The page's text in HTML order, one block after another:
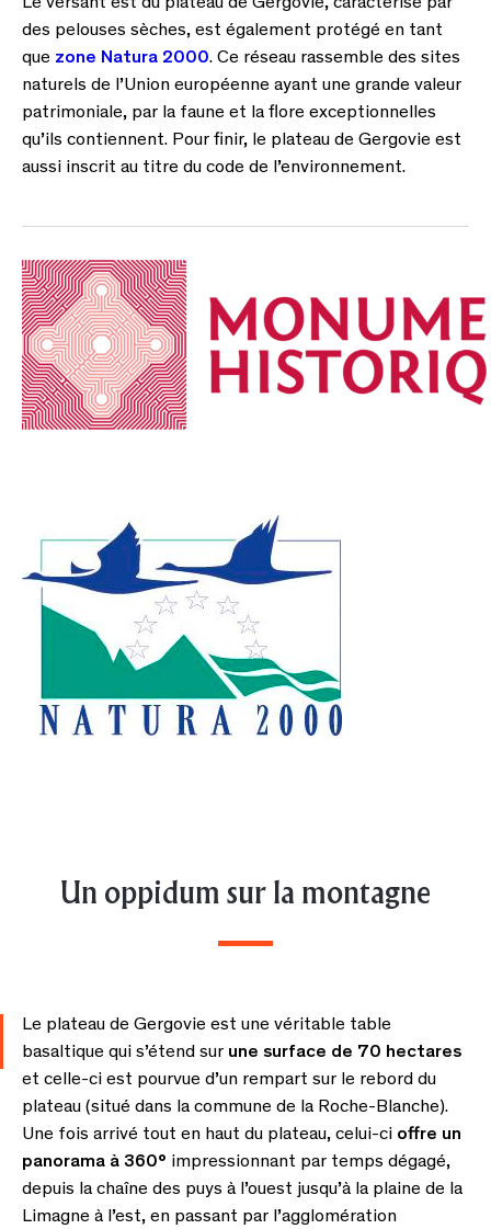
Le versant est du plateau de Gergovie, caractérisé par
des pelouses sèches, est également protégé en tant
que zone Natura 2000. Ce réseau rassemble des sites
naturels de l’Union européenne ayant une grande valeur
patrimoniale, par la faune et la flore exceptionnelles
qu’ils contiennent. Pour finir, le plateau de Gergovie est
aussi inscrit au titre du code de l’environnement.
Un oppidum sur la montagne
Le plateau de Gergovie est une véritable table
basaltique qui s’étend sur une surface de 70 hectares
et celle-ci est pourvue d’un rempart sur le rebord du
plateau (situé dans la commune de la Roche-Blanche).
Une fois arrivé tout en haut du plateau, celui-ci offre un
panorama à 360° impressionnant par temps dégagé,
depuis la chaîne des puys à l’ouest jusqu’à la plaine de la
Limagne à l’est, en passant par l’agglomération